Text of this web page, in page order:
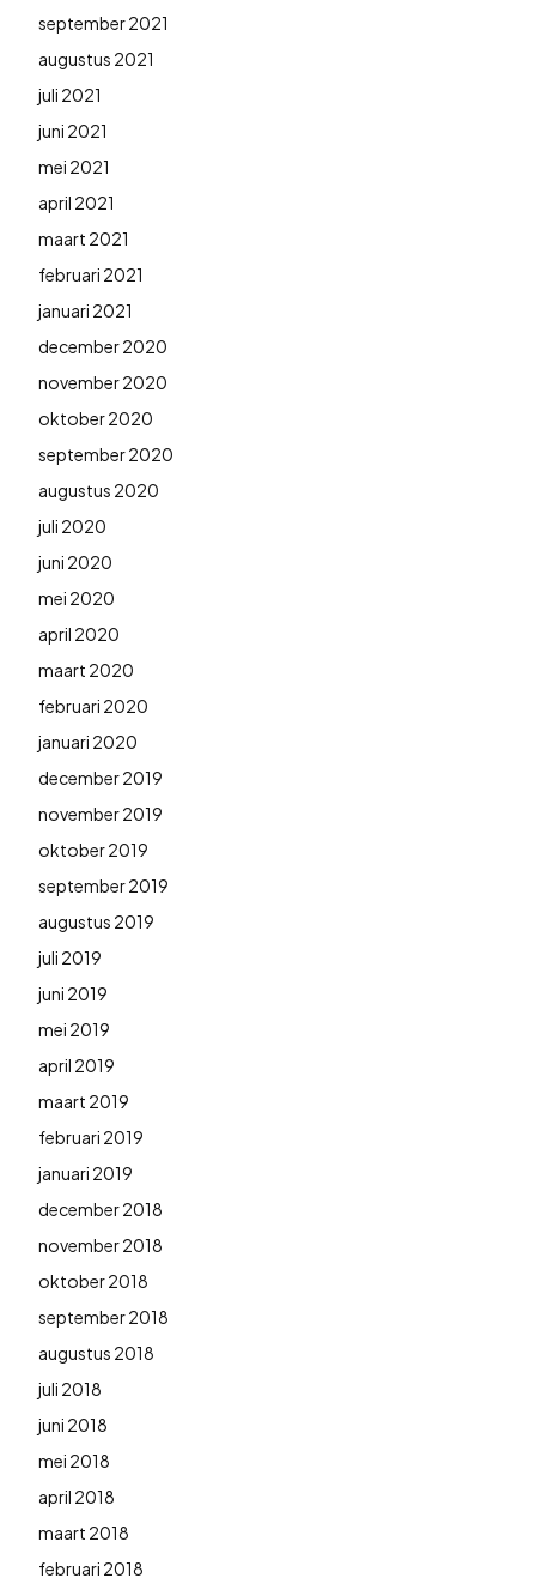
september 2021
augustus 2021
juli 2021
juni 2021
mei 2021
april 2021
maart 2021
februari 2021
januari 2021
december 2020
november 2020
oktober 2020
september 2020
augustus 2020
juli 2020
juni 2020
mei 2020
april 2020
maart 2020
februari 2020
januari 2020
december 2019
november 2019
oktober 2019
september 2019
augustus 2019
juli 2019
juni 2019
mei 2019
april 2019
maart 2019
februari 2019
januari 2019
december 2018
november 2018
oktober 2018
september 2018
augustus 2018
juli 2018
juni 2018
mei 2018
april 2018
maart 2018
februari 2018